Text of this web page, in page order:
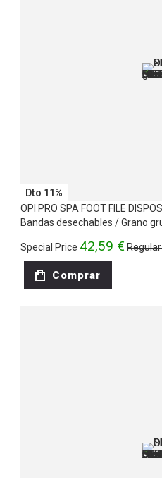
Dto 11%
OPI PRO SPA FOOT FILE
Bandas desechables / Grano
Special Price 42,59 €
Comprar